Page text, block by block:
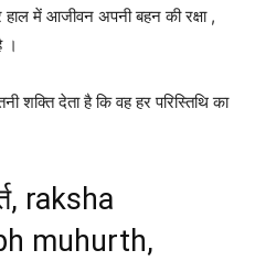
में आजीवन अपनी बहन की रक्षा ,
।
शक्ति देता है कि वह हर परिस्तिथि का
raksha
muhurth,